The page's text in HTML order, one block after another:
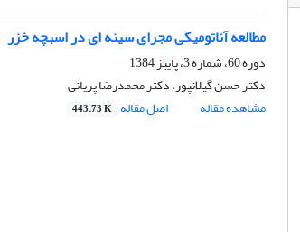
مطالعه آناتومیکی مجرای سینه ای در اسبچه خزر
دوره 60، شماره 3، پاییز 1384
دکتر حسن گیلانپور، دکتر محمدرضا پریانی
مشاهده مقاله
اصل مقاله 443.73 K